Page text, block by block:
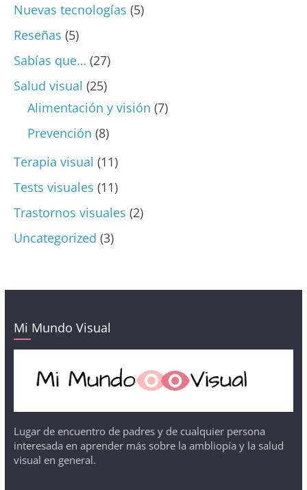
Nuevas tecnologías (5)
Reseñas (5)
Sabías que… (27)
Salud visual (25)
Alimentación y visión (7)
Prevención (8)
Terapia visual (11)
Tests visuales (11)
Trastornos visuales (2)
Uncategorized (3)
Mi Mundo Visual
Lugar de encuentro de padres y de cualquier persona
interesada en aprender más sobre la ambliopía y la salud
visual en general.